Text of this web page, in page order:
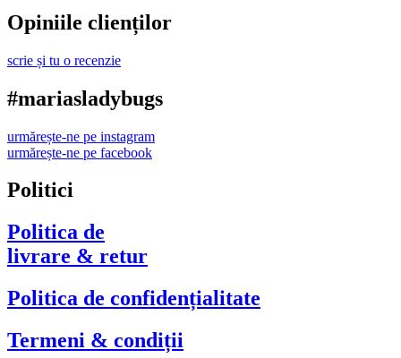
Opiniile clienților
scrie și tu o recenzie
#mariasladybugs
urmărește-ne pe instagram
urmărește-ne pe facebook
Politici
Politica de
livrare & retur
Politica de confidențialitate
Termeni & condiții